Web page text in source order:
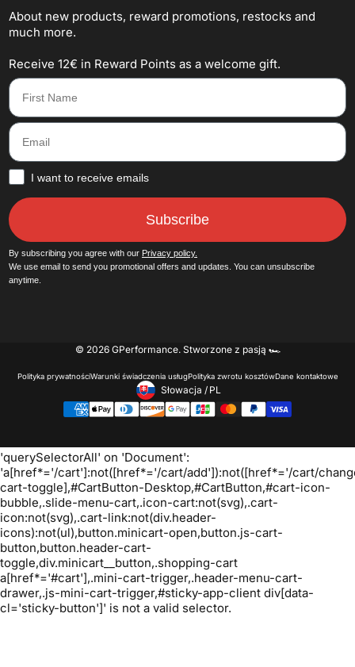
About new products, reward promotions, restocks and
much more.
Receive 12€ in Reward Points as a welcome gift.
First Name
Email
How would you like to hear from us?
I want to receive emails
Subscribe
By subscribing you agree with our Privacy policy.
We use email to send you promotional offers and updates. You can unsubscribe
anytime.
© 2026 GPerformance. Stworzone z pasją 🏎️
Polityka prywatnościWarunki świadczenia usługPolityka zwrotu kosztówDane kontaktowe
Słowacja / PL
'querySelectorAll' on 'Document':
'a[href*='/cart']:not([href*='/cart/add']):not([href*='/cart/
cart-toggle],#CartButton-Desktop,#CartButton,#cart-icon-
bubble,.slide-menu-cart,.icon-cart:not(svg),.cart-
icon:not(svg),.cart-link:not(div.header-
icons):not(ul),button.minicart-open,button.js-cart-
button,button.header-cart-
toggle,div.minicart__button,.shopping-cart
a[href*='#cart'],.mini-cart-trigger,.header-menu-cart-
drawer,.js-mini-cart-trigger,#sticky-app-client div[data-
cl='sticky-button']' is not a valid selector.